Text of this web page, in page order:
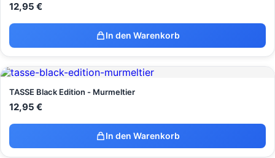
12,95 €
In den Warenkorb
TASSE Black Edition - Murmeltier
12,95 €
In den Warenkorb